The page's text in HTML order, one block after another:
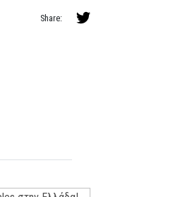
Share: